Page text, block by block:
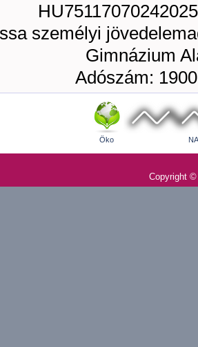
személyi
Gimnázium
Adószám:
Öko
Copyright